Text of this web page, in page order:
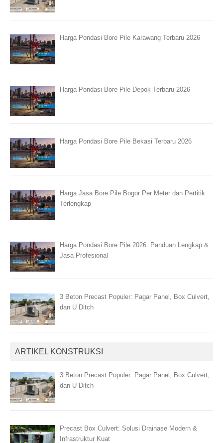
Harga Pondasi Bore Pile Karawang Terbaru 2026
Harga Pondasi Bore Pile Depok Terbaru 2026
Harga Pondasi Bore Pile Bekasi Terbaru 2026
Harga Jasa Bore Pile Bogor Per Meter dan Pertitik
Terlengkap
Harga Pondasi Bore Pile 2026: Panduan Lengkap &
Jasa Profesional
3 Beton Precast Populer: Pagar Panel, Box Culvert,
dan U Ditch
ARTIKEL KONSTRUKSI
3 Beton Precast Populer: Pagar Panel, Box Culvert,
dan U Ditch
Precast Box Culvert: Solusi Drainase Modern &
Infrastruktur Kuat